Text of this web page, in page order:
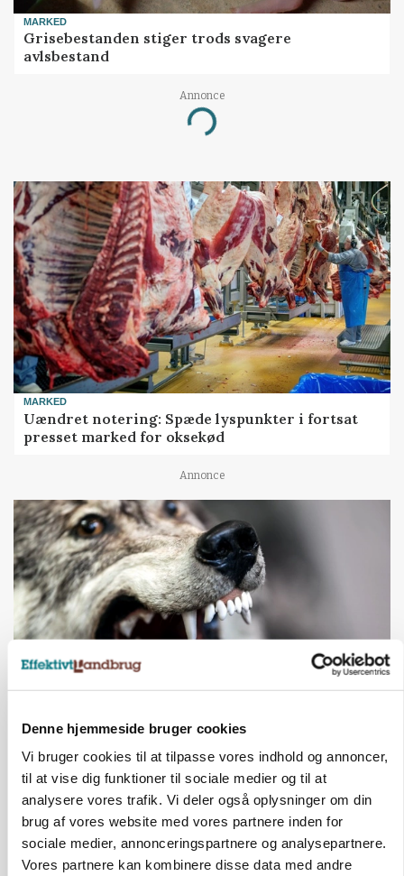
Denne hjemmeside bruger cookies
Vi bruger cookies til at tilpasse vores indhold og annoncer,
til at vise dig funktioner til sociale medier og til at
analysere vores trafik. Vi deler også oplysninger om din
brug af vores website med vores partnere inden for
sociale medier, annonceringspartnere og analysepartnere.
Vores partnere kan kombinere disse data med andre
MARKED
Grisebestanden stiger trods svagere
avlsbestand
Annonce
Loading...
MARKED
Uændret notering: Spæde lyspunkter i fortsat
presset marked for oksekød
Annonce
Landmand vågnede ved lyden af skrigende kvier:
Ulven stod på foderbordet
Annonce
LEDER
Det er en uskik at udlægge et røgslør om
økoproduktion